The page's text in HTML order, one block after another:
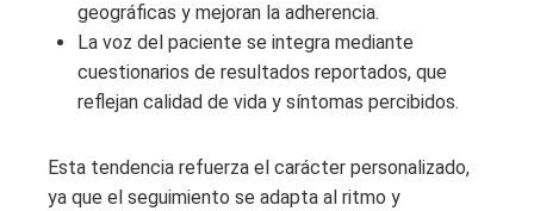
geográficas y mejoran la adherencia.
La voz del paciente se integra mediante
cuestionarios de resultados reportados, que
reflejan calidad de vida y síntomas percibidos.
Esta tendencia refuerza el carácter personalizado,
ya que el seguimiento se adapta al ritmo y